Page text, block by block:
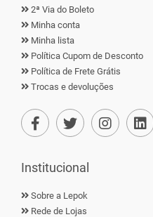
2ª Via do Boleto
Minha conta
Minha lista
Política Cupom de Desconto
Política de Frete Grátis
Trocas e devoluções
Institucional
Sobre a Lepok
Rede de Lojas